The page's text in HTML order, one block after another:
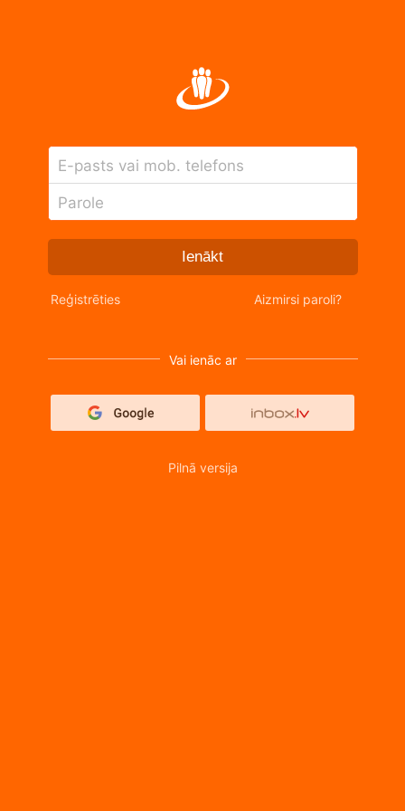
E-pasts vai mob. telefons
Parole
Ienākt
Reģistrēties Aizmirsi paroli?
Vai ienāc ar
Pilnā versija